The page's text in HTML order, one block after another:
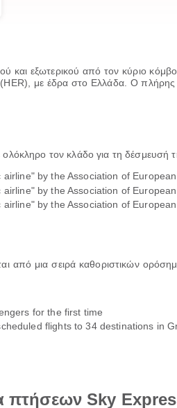
και εξωτερικού από τον κύριο
με έδρα στο Ελλάδα. Ο
τον κλάδο για τη δέσμευσή
by the Association of
by the Association of
by the Association of
από μια σειρά καθοριστικών
for the first time
flights to 34 destinations in
πτήσεων Sky